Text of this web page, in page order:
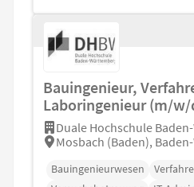
Bauingenieur,
Laboringenieur (m/w/
Duale Hochschule
Mosbach (Baden),
Bauingenieurwesen